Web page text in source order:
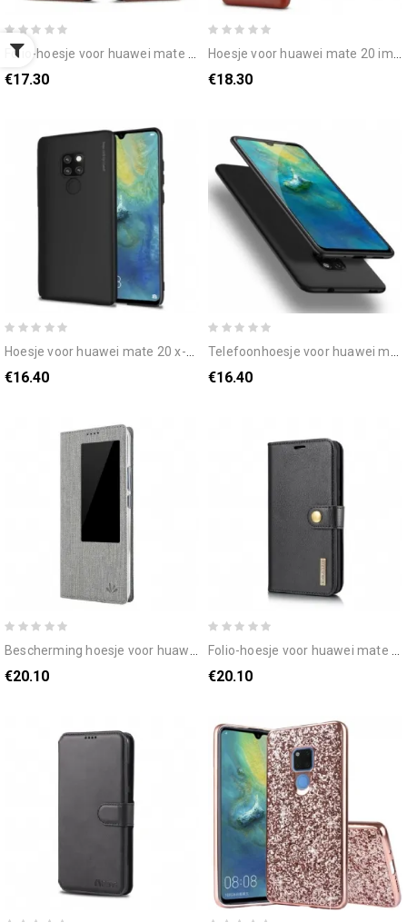
folio-hoesje voor huawei mate 20 lc.imeeke leereffect
€17.30
hoesje voor huawei mate 20 imak ruiyi-serie leereffect
€18.30
hoesje voor huawei mate 20 x-niveau metaaleffect
€16.40
telefoonhoesje voor huawei mate 20 x-niveau ultrafijn
€16.40
bescherming hoesje voor huawei mate 20 vili dmx getextureerd
€20.10
folio-hoesje voor huawei mate 20 dg. ming afneembaar
€20.10